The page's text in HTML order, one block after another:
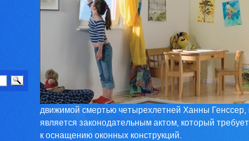
движимой смертью четырехлетней Ханны
является законодательным актом, который
к оснащению оконных конструкций.